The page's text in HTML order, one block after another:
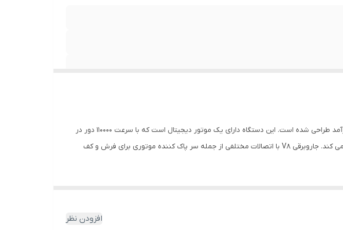
جاروبرقی Dyson V8 یک جاروبرقی بی سیم، سبک و قدرتمند است که برای تمیز کردن سریع و کارآمد طراحی شده است. این دستگاه دارای یک موتور دیجیتال است که با سرعت 110000 دور در
دقیقه می چرخد و مکش قدرتمندی برای حذف کثیفی، گرد و غبار و زباله از سطوح مختلف ایجاد می کند. جاروبرقی V8 با اتصالات مختلفی از جمله سر پاک کننده موتوری برای فرش و کف
افزودن نظر